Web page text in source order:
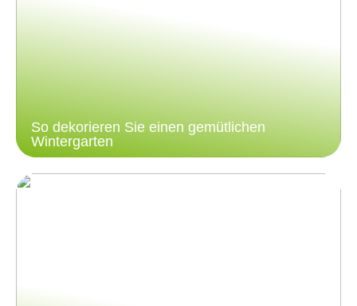
So dekorieren Sie einen gemütlichen
Wintergarten